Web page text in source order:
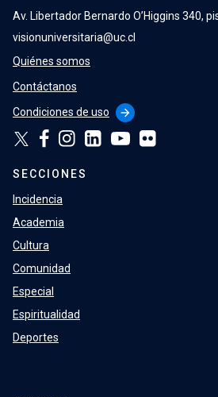
Av. Libertador Bernardo O’Higgins 340,
visionuniversitaria@uc.cl
Quiénes somos
Contáctanos
Condiciones de uso
arrow_forward
SECCIONES
Incidencia
Academia
Cultura
Comunidad
Especial
Espiritualidad
Deportes